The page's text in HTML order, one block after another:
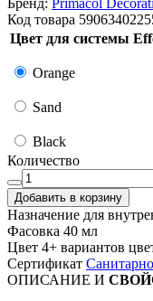
Код товара
Цвет для системы
Orange
Sand
Black
Количество
Добавить в корзину
Назначение для
Фасовка 40 мл
Цвет 4+ вариантов
Сертификат
ОПИСАНИЕ И